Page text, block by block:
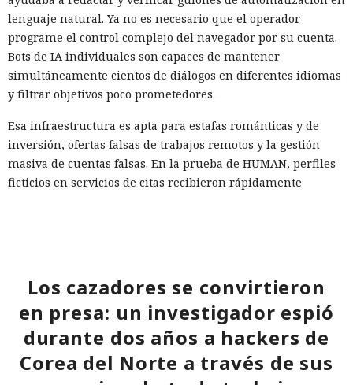
lenguaje natural. Ya no es necesario que el operador
programe el control complejo del navegador por su cuenta.
Bots de IA individuales son capaces de mantener
simultáneamente cientos de diálogos en diferentes idiomas
y filtrar objetivos poco prometedores.
Esa infraestructura es apta para estafas románticas y de
inversión, ofertas falsas de trabajos remotos y la gestión
masiva de cuentas falsas. En la prueba de HUMAN, perfiles
ficticios en servicios de citas recibieron rápidamente
Según los cálculos de HUMAN, una modalidad de puesta en
marcha requiere alrededor de $5000 de gastos iniciales y
luego aproximadamente $450 al mes. Una opción más
sencilla prescinde de la compra de equipos, pero cuesta
alrededor de $2970 mensuales por los teléfonos en la nube,
Los cazadores se convirtieron
en presa: un investigador espió
durante dos años a hackers de
Corea del Norte a través de sus